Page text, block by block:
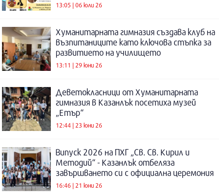
13:05 | 06 юли 26
Хуманитарната гимназия създава клуб на
възпитаниците като ключова стъпка за
развитието на училището
13:11 | 29 юни 26
Деветокласници от Хуманитарната
гимназия в Казанлък посетиха музей
„Етър“
12:44 | 23 юни 26
Випуск 2026 на ПХГ „Св. Св. Кирил и
Методий“ - Казанлък отбеляза
завършването си с официална церемония
16:46 | 21 юни 26